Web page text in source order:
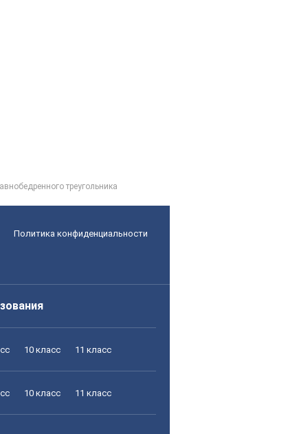
треугольника
Политика конфиденциальности
10 класс 11 класс
10 класс 11 класс